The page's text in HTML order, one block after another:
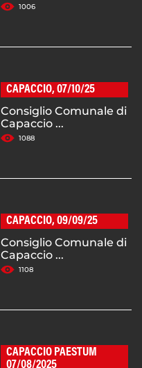
1006
CAPACCIO, 07/10/25
Consiglio Comunale di
Capaccio ...
1088
CAPACCIO, 09/09/25
Consiglio Comunale di
Capaccio ...
1108
CAPACCIO PAESTUM
07/08/2025